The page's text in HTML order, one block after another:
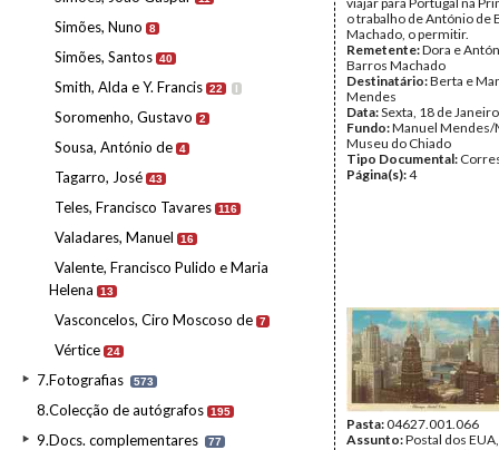
Simões, Nuno 8
Simões, Santos 40
Smith, Alda e Y. Francis 22 I
Soromenho, Gustavo 2
Sousa, António de 4
Tagarro, José 43
Teles, Francisco Tavares 116
Valadares, Manuel 16
Valente, Francisco Pulido e Maria
Helena
13
Vasconcelos, Ciro Moscoso de 7
Vértice 24
7.Fotografias 573
8.Colecção de autógrafos 195
9.Docs. complementares 77
o trabalho de António de
Machado, o permitir.
Remetente:Dora e
Barros Machado
Destinatário:Berta e
Mendes
Data:Sexta, 18 de
Fundo:Manuel Mendes/
Museu do Chiado
Tipo Documental:
Página(s):4
Pasta:04627.001.066
Assunto:Postal dos